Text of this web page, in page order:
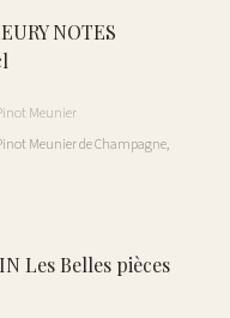
NOTES
Meunier
Meunier de Champagne,
Les Belles pièces